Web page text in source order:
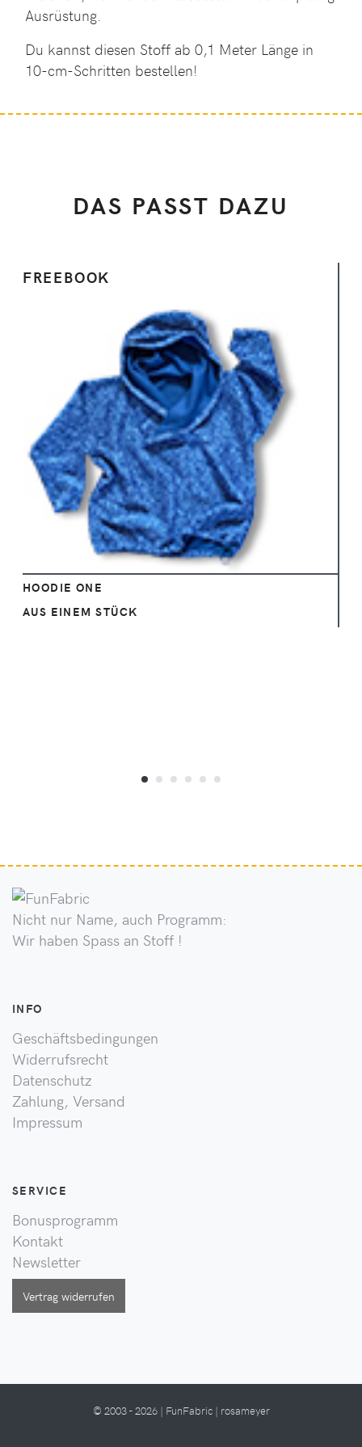
Ausrüstung.
Du kannst diesen Stoff ab 0,1 Meter Länge in
10-cm-Schritten bestellen!
DAS PASST DAZU
FREEBOOK
Ansehen
HOODIE ONE
AUS EINEM STÜCK
Nicht nur Name, auch Programm:
Wir haben Spass an Stoff !
INFO
Geschäftsbedingungen
Widerrufsrecht
Datenschutz
Zahlung, Versand
Impressum
SERVICE
Bonusprogramm
Kontakt
Newsletter
Vertrag widerrufen
© 2003 - 2026 | FunFabric | rosameyer